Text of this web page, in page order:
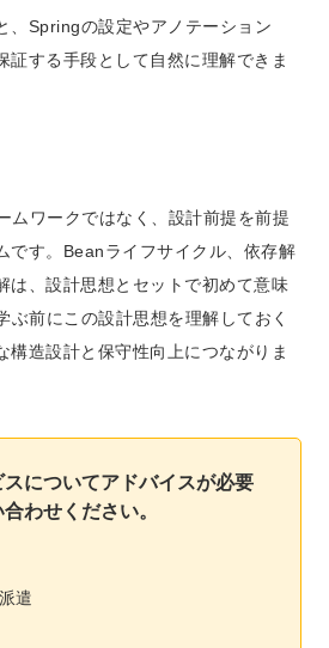
、Springの設定やアノテーション
証する手段として自然に理解できま
ワークではなく、 設計前提を前提
です。 Beanライフサイクル、依存解
は、設計思想とセットで初めて意味
ぶ前にこの設計思想を理解しておく
構造設計と保守性向上につながりま
についてアドバイスが必要
わせください。
遣